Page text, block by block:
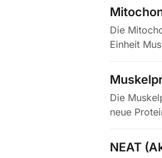
Die
Einheit
Die
neue
NEAT